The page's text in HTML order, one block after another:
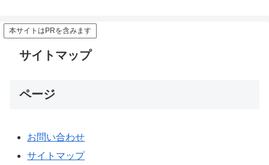
本サイトはPRを含みます
サイトマップ
ページ
お問い合わせ
サイトマップ